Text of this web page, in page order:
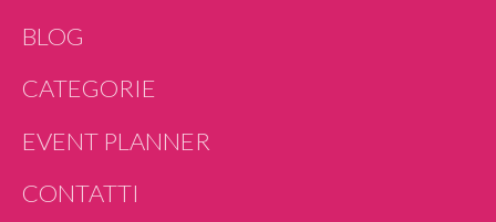
BLOG
CATEGORIE
EVENT PLANNER
CONTATTI